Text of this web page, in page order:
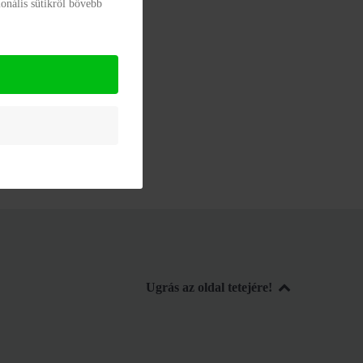
Ugrás az oldal tetejére!
sütikről bővebb